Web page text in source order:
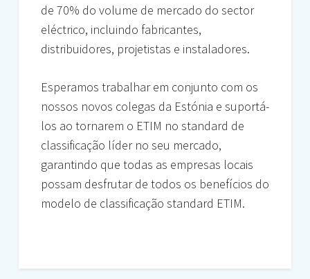
de 70% do volume de mercado do sector
eléctrico, incluindo fabricantes,
distribuidores, projetistas e instaladores.
Esperamos trabalhar em conjunto com os
nossos novos colegas da Estónia e suportá-
los ao tornarem o ETIM no standard de
classificação líder no seu mercado,
garantindo que todas as empresas locais
possam desfrutar de todos os benefícios do
modelo de classificação standard ETIM.